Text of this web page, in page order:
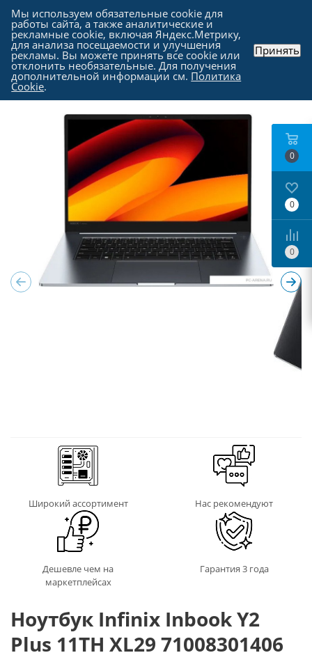
Каталог - Ноутбуки, моноблоки и прочие
-
Ноутбуки в Москве
Широкий ассортимент Нас рекомендуют
Дешевле чем на
маркетплейсах
Гарантия 3 года
Ноутбук Infinix Inbook Y2
Plus 11TH XL29 71008301406
0
0
0
Мы используем обязательные cookie для
работы сайта, а также аналитические и
рекламные cookie, включая Яндекс.Метрику,
для анализа посещаемости и улучшения
рекламы. Вы можете принять все cookie или
отклонить необязательные. Для получения
дополнительной информации см. Политика
Cookie.
Принять